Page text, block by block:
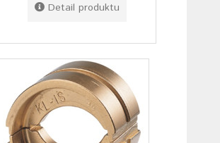
Detail produktu